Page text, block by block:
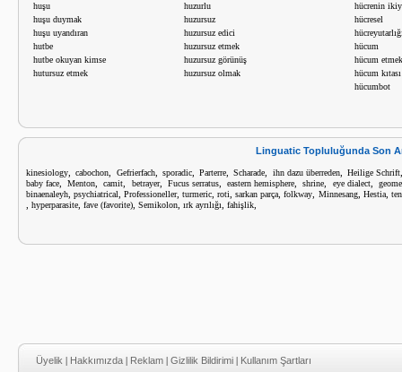
huşu
huşu duymak
huşu uyandıran
hutbe
hutbe okuyan kimse
hutursuz etmek
huzurlu
huzursuz
huzursuz edici
huzursuz etmek
huzursuz görünüş
huzursuz olmak
hücrenin
hücresel
hücum
hücum etmek
hücum kıtası
hücumbot
Linguatic Topluluğunda Son
kinesiology ,cabochon Gefrierfach, sporadic,Parterre ,Scharade ihn dazu überreden,Heilige Schrift
baby face ,Menton ,camit betrayer, Fucus serratus,eastern hemisphere ,shrine eye dialect,
binaenaleyh ,psychiatrical ,Professioneller,turmeric ,roti ,sarkan parça ,folkway Minnesang, Hestia,
hyperparasite fave (favorite) Semikolon ırk ayrılığı fahişlik
Üyelik | Hakkımızda | Reklam | Gizlilik Bildirimi | Kullanım Şartları